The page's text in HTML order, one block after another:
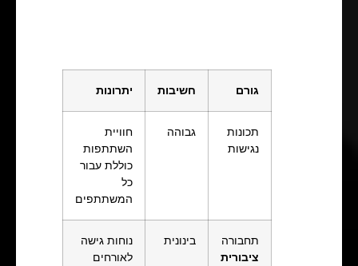
גורם חשיבות יתרונות
תכונות
נגישות
גבוהה
חוויית
השתתפות
כוללת עבור
כל
המשתתפים
תחבורה
ציבורית
בינונית
נוחות גישה
לאורחים